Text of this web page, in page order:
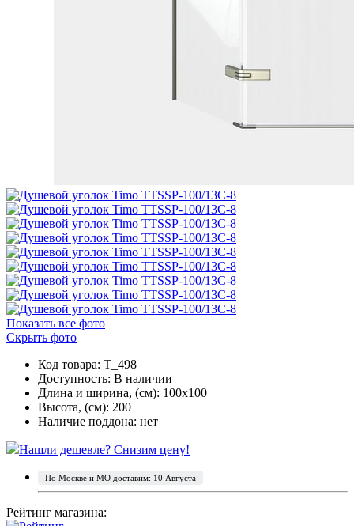
Показать все фото
Скрыть фото
Код товара: T_498
Доступность: В наличии
Длина и ширина, (см): 100x100
Высота, (см): 200
Наличие поддона: нет
Нашли дешевле? Снизим цену!
По Москве и МО доставим: 10 Августа
Рейтинг магазина: